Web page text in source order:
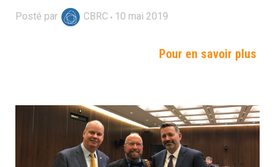
Posté par CBRC 10 mai 2019
Pour en savoir plus